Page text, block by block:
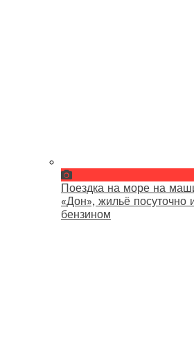
Поездка на море на
«Дон», жильё посуточно
бензином